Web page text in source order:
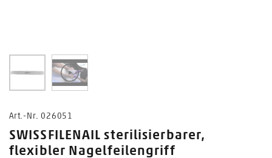
1
Art.-Nr. 026051
SWISSFILENAIL sterilisierbarer,
flexibler Nagelfeilengriff